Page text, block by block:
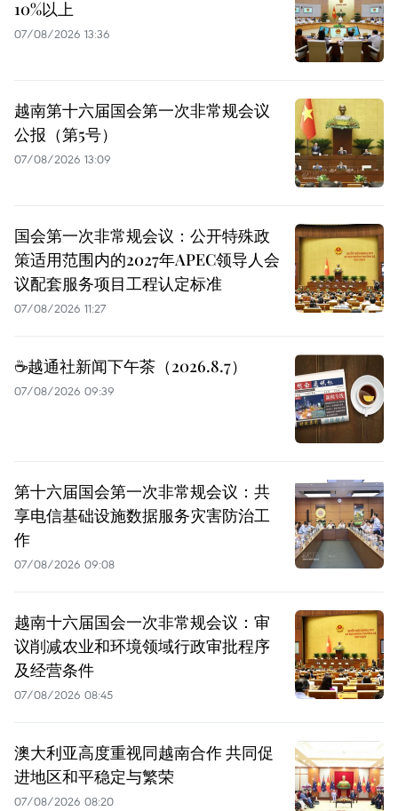
10%以上
07/08/2026 13:36
越南第十六届国会第一次非常规会议
公报（第5号）
07/08/2026 13:09
国会第一次非常规会议：公开特殊政
策适用范围内的2027年APEC领导人会
议配套服务项目工程认定标准
07/08/2026 11:27
☕️越通社新闻下午茶（2026.8.7）
07/08/2026 09:39
第十六届国会第一次非常规会议：共
享电信基础设施数据服务灾害防治工
作
07/08/2026 09:08
越南十六届国会一次非常规会议：审
议削减农业和环境领域行政审批程序
及经营条件
07/08/2026 08:45
澳大利亚高度重视同越南合作 共同促
进地区和平稳定与繁荣
07/08/2026 08:20